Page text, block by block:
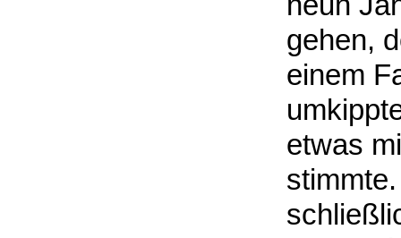
gehen,
einem
etwas